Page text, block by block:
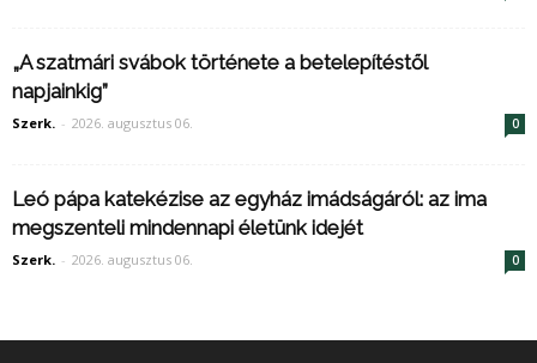
„A szatmári svábok története a betelepítéstől
napjainkig”
Szerk. - 2026. augusztus 06. 0
Leó pápa katekézise az egyház imádságáról: az ima
megszenteli mindennapi életünk idejét
Szerk. - 2026. augusztus 06. 0